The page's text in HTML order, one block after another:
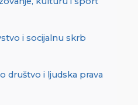
i socijalnu skrb
društvo i ljudska prava